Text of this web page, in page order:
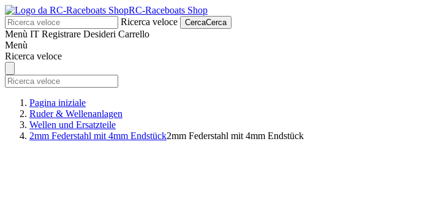
RC-Raceboats Shop
Ricerca veloce
CercaCerca
Menù IT Registrare Desideri Carrello
Menù
Ricerca veloce
Pagina iniziale
Ruder & Wellenanlagen
Wellen und Ersatzteile
2mm Federstahl mit 4mm Endstück2mm Federstahl mit 4mm Endstück